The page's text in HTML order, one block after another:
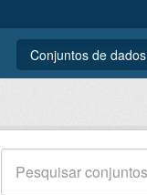
Conjuntos de dados